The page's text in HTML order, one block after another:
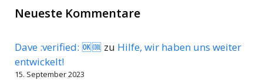
Neueste Kommentare
Dave :verified: 🆗🆒 zu Hilfe, wir haben uns weiter
entwickelt!
15. September 2023